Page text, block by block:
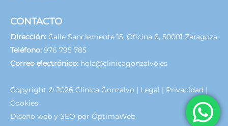
CONTACTO
Dirección: Calle Sanclemente 15, Oficina 6, 50001 Zaragoza
Teléfono: 976 795 785
Correo electrónico: hola@clinicagonzalvo.es
Copyright © 2026 Clínica Gonzalvo | Legal | Privacidad |
Cookies
Diseño web y SEO por ÓptimaWeb